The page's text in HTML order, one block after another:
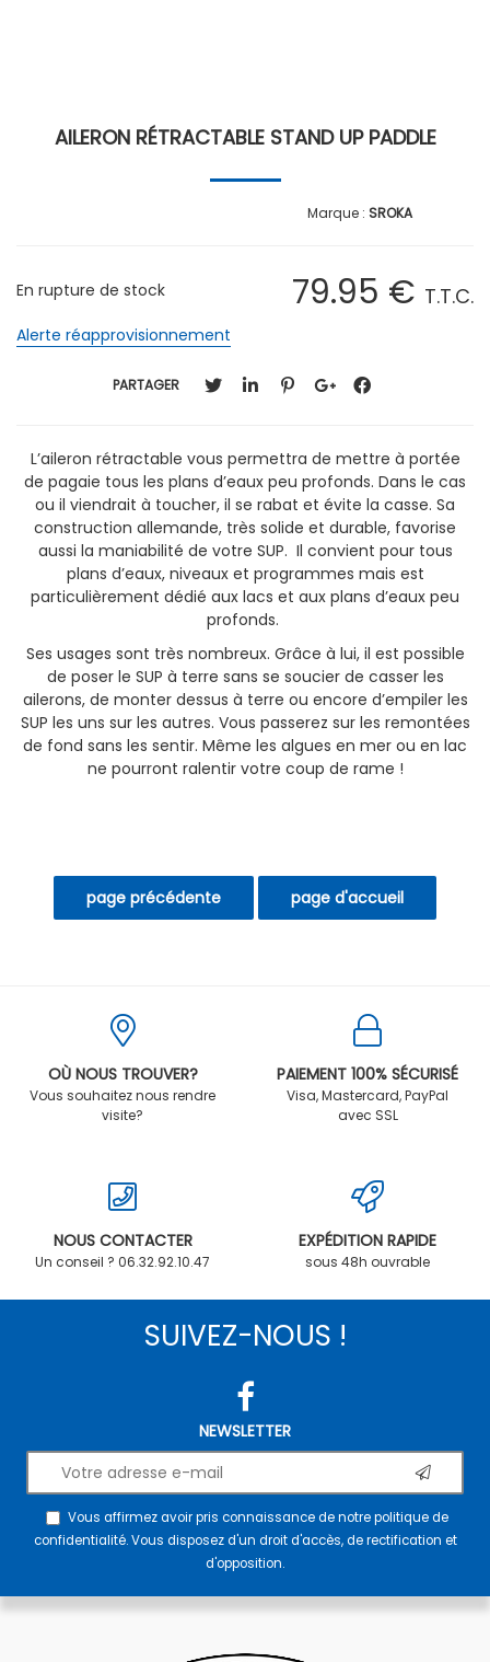
AILERON RÉTRACTABLE STAND UP PADDLE
SROKA
79.95 € T.T.C.
En rupture de stock
Alerte réapprovisionnement
PARTAGER
L’aileron rétractable vous permettra de mettre à portée
de pagaie tous les plans d’eaux peu profonds. Dans le cas
ou il viendrait à toucher, il se rabat et évite la casse. Sa
construction allemande, très solide et durable, favorise
aussi la maniabilité de votre SUP. Il convient pour tous
plans d’eaux, niveaux et programmes mais est
particulièrement dédié aux lacs et aux plans d’eaux peu
profonds.
Ses usages sont très nombreux. Grâce à lui, il est possible
de poser le SUP à terre sans se soucier de casser les
ailerons, de monter dessus à terre ou encore d’empiler les
SUP les uns sur les autres. Vous passerez sur les remontées
de fond sans les sentir. Même les algues en mer ou en lac
ne pourront ralentir votre coup de rame !
OÙ NOUS TROUVER?
Vous souhaitez nous rendre
visite?
PAIEMENT 100% SÉCURISÉ
Visa, Mastercard, PayPal
avec SSL
NOUS CONTACTER
Un conseil ? 06.32.92.10.47
EXPÉDITION RAPIDE
sous 48h ouvrable
SUIVEZ-NOUS !
NEWSLETTER
Vous affirmez avoir pris connaissance de notrepolitique de
confidentialité. Vous disposez d'un droit d'accès, de rectification et
d'opposition.